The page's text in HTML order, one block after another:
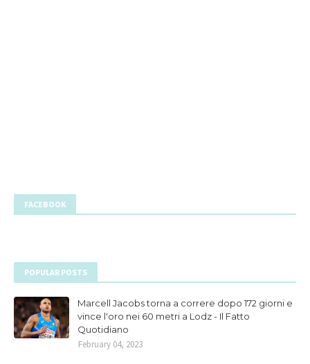
FACEBOOK
POPULAR POSTS
Marcell Jacobs torna a correre dopo 172 giorni e
vince l'oro nei 60 metri a Lodz - Il Fatto
Quotidiano
February 04, 2023